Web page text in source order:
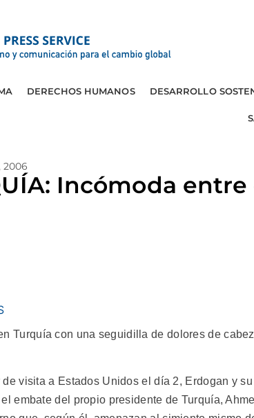
DERECHOS HUMANOS DESARROLLO
2006
Incómoda
Turquía con una seguidilla de dolores de
visita a Estados Unidos el día 2, Erdogan y
embate del propio presidente de Turquía,